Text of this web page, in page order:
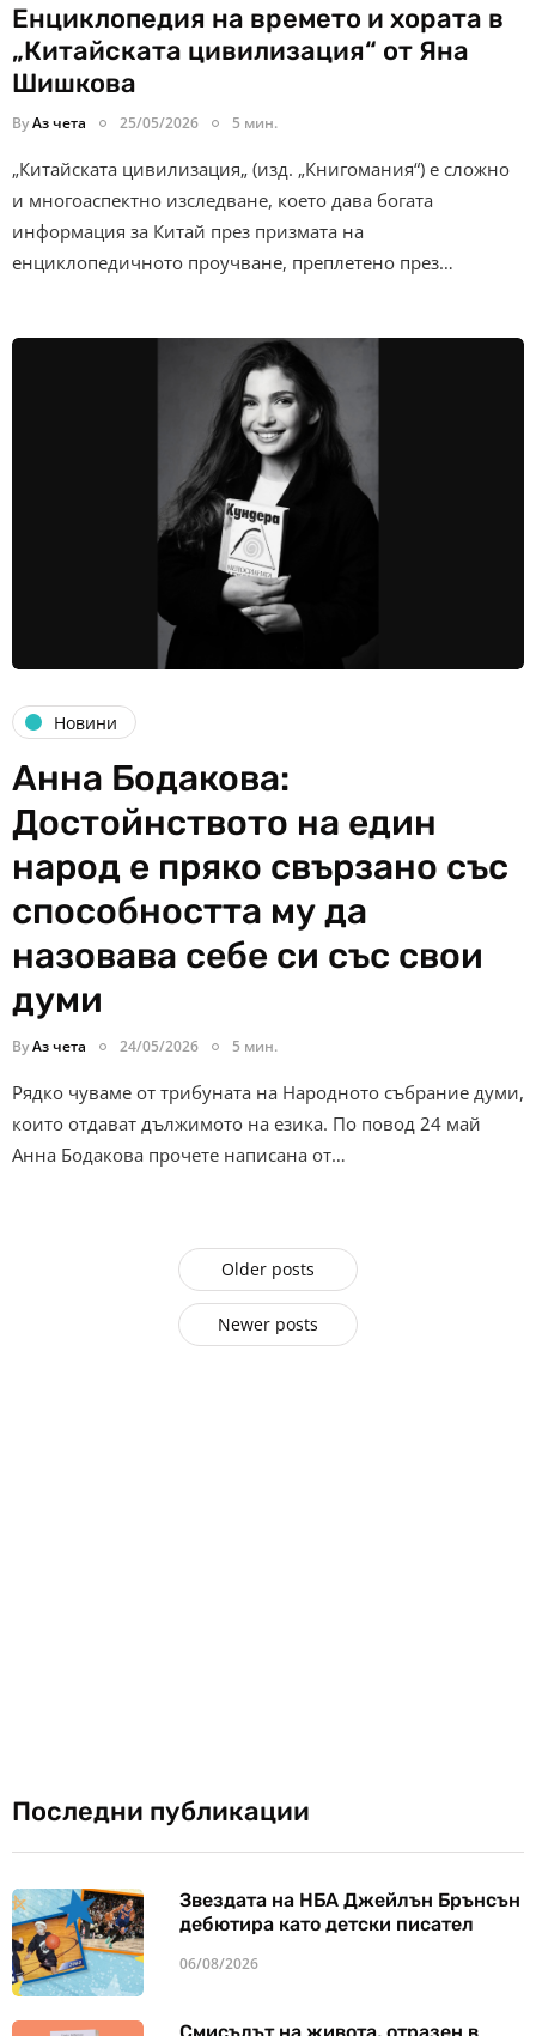
Енциклопедия на времето и хората в
„Китайската цивилизация“ от Яна
Шишкова
ByАз чета 25/05/2026 5 мин.
„Китайската цивилизация„ (изд. „Книгомания“) е сложно
и многоаспектно изследване, което дава богата
информация за Китай през призмата на
енциклопедичното проучване, преплетено през…
Новини
Анна Бодакова:
Достойнството на един
народ е пряко свързано със
способността му да
назовава себе си със свои
думи
ByАз чета 24/05/2026 5 мин.
Рядко чуваме от трибуната на Народното събрание думи,
които отдават дължимото на езика. По повод 24 май
Анна Бодакова прочете написана от…
Older posts
Newer posts
Последни публикации
Звездата на НБА Джейлън Брънсън
дебютира като детски писател
06/08/2026